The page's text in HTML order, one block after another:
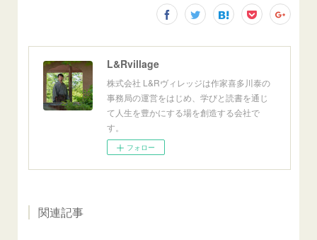
L&Rvillage
株式会社 L&Rヴィレッジは作家喜多川泰の
事務局の運営をはじめ、学びと読書を通じ
て人生を豊かにする場を創造する会社で
す。
フォロー
関連記事